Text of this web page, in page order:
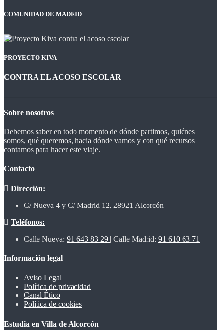
COMUNIDAD DE MADRID
PROYECTO KIVA
CONTRA EL ACOSO ESCOLAR
Sobre nosotros
Debemos saber en todo momento de dónde partimos, quiénes
somos, qué queremos, hacia dónde vamos y con qué recursos
contamos para hacer este viaje.
Contacto
Dirección:
C/ Nueva 4 y C/ Madrid 12, 28921 Alcorcón
Teléfonos:
Calle Nueva: 91 643 83 29 | Calle Madrid: 91 610 63 71
Información legal
Aviso Legal
Política de privacidad
Canal Ético
Política de cookies
Estudia en Villa de Alcorcón